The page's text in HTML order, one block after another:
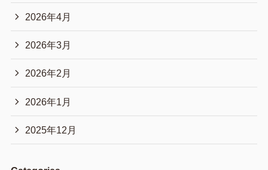
2026年4月
2026年3月
2026年2月
2026年1月
2025年12月